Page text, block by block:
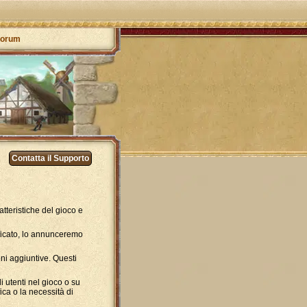
Contatta il Supporto
del gioco e
lo annunceremo
aggiuntive. Questi
utenti nel gioco o su
o la necessità di